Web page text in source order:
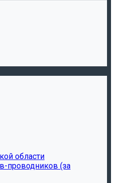
области
проводников (за